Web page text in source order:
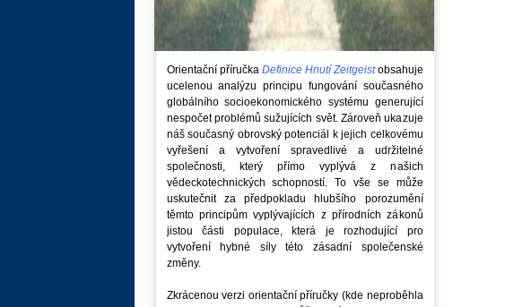
Orientační příručka Definice Hnutí Zeitgeistobsahuje
ucelenou analýzu principu fungování současného
globálního socioekonomického systému generující
nespočet problémů sužujících svět. Zároveň ukazuje
náš současný obrovský potenciál k jejich celkovému
vyřešení a vytvoření spravedlivé a udržitelné
společnosti, který přímo vyplývá z našich
vědeckotechnických schopností. To vše se může
uskutečnit za předpokladu hlubšího porozumění
těmto principům vyplývajících z přírodních zákonů
jistou části populace, která je rozhodující pro
vytvoření hybné síly této zásadní společenské
změny.
Zkrácenou verzi orientační příručky (kde neproběhla